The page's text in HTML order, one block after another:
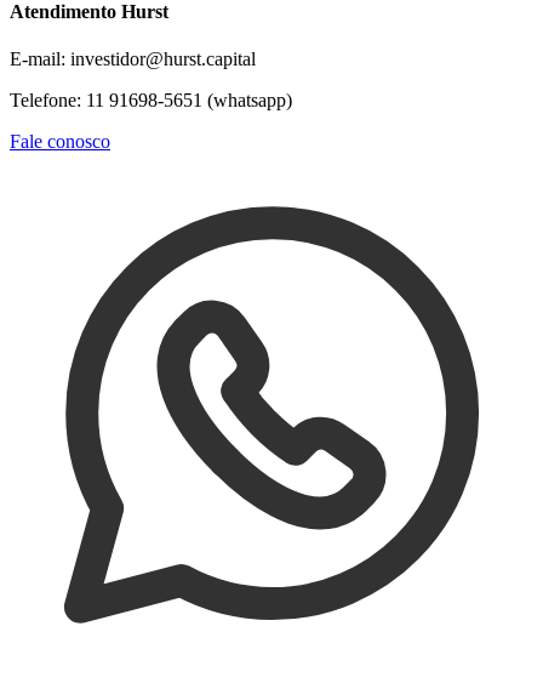
Atendimento Hurst
E-mail: investidor@hurst.capital
Telefone: 11 91698-5651 (whatsapp)
Fale conosco